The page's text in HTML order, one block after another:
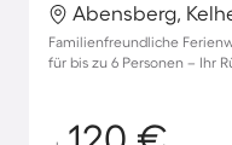
Abensberg,
Familienfreundliche
für bis zu 6 Personen – Ihr